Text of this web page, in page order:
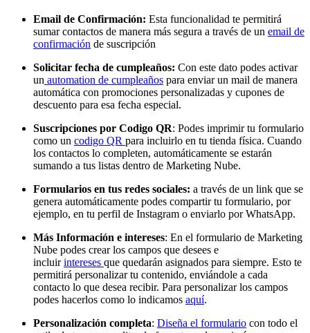
Email de Confirmación: Esta funcionalidad te permitirá
sumar contactos de manera más segura a través de un email de
confirmación de suscripción
Solicitar fecha de cumpleaños: Con este dato podes activar
un automation de cumpleaños para enviar un mail de manera
automática con promociones personalizadas y cupones de
descuento para esa fecha especial.
Suscripciones por Codigo QR: Podes imprimir tu formulario
como un codigo QR para incluirlo en tu tienda física. Cuando
los contactos lo completen, automáticamente se estarán
sumando a tus listas dentro de Marketing Nube.
Formularios en tus redes sociales: a través de un link que se
genera automáticamente podes compartir tu formulario, por
ejemplo, en tu perfil de Instagram o enviarlo por WhatsApp.
Más Información e intereses: En el formulario de Marketing
Nube podes crear los campos que desees e
incluirintereses que quedarán asignados para siempre. Esto te
permitirá personalizar tu contenido, enviándole a cada
contacto lo que desea recibir. Para personalizar los campos
podes hacerlos como lo indicamos aquí.
Personalización completa: Diseña el formulario con todo el